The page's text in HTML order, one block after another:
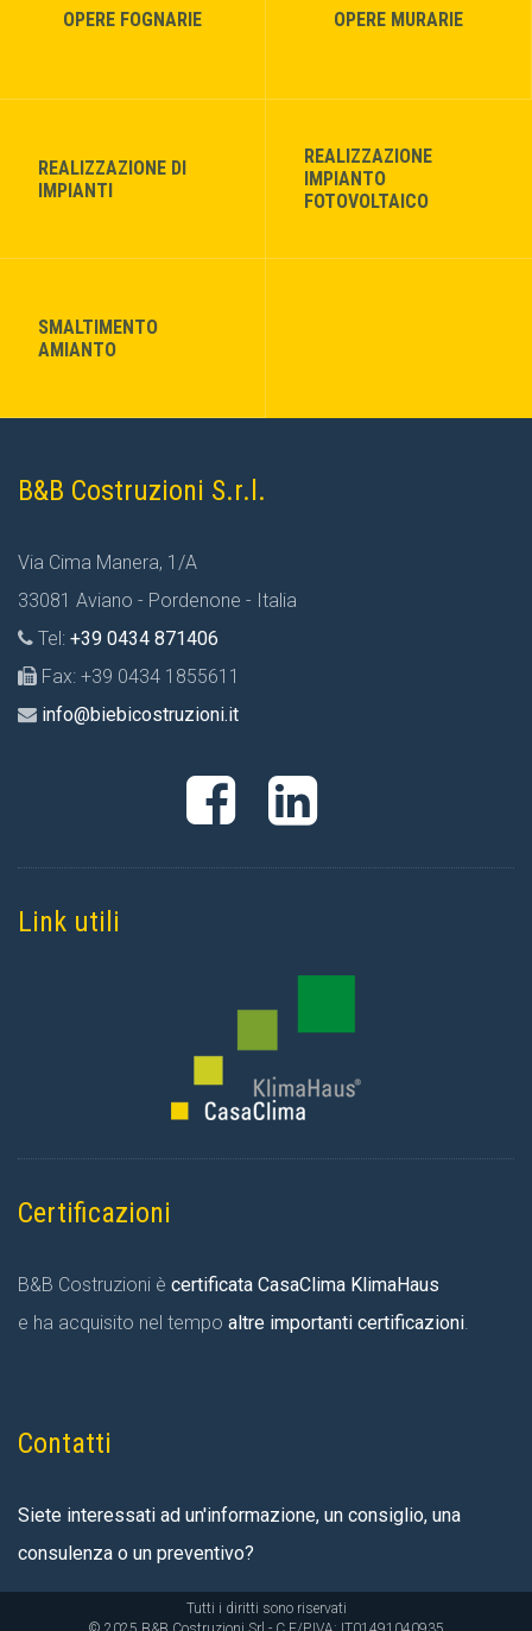
OPERE FOGNARIE OPERE MURARIE
REALIZZAZIONE DI
IMPIANTI
REALIZZAZIONE
IMPIANTO
FOTOVOLTAICO
SMALTIMENTO
AMIANTO
B&B Costruzioni S.r.l.
Via Cima Manera, 1/A
33081 Aviano - Pordenone - Italia
Tel: +39 0434 871406
Fax: +39 0434 1855611
info@biebicostruzioni.it
Link utili
Certificazioni
B&B Costruzioni è certificata CasaClima KlimaHaus
e ha acquisito nel tempo altre importanti certificazioni.
Contatti
Siete interessati ad un'informazione, un consiglio, una
consulenza o un preventivo?
Tutti i diritti sono riservati